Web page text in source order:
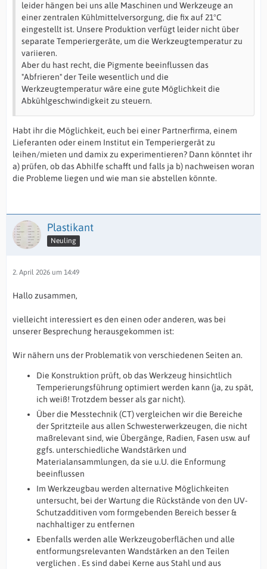
leider hängen bei uns alle Maschinen und Werkzeuge an
einer zentralen Kühlmittelversorgung, die fix auf 21°C
eingestellt ist. Unsere Produktion verfügt leider nicht über
separate Temperiergeräte, um die Werkzeugtemperatur zu
variieren.
Aber du hast recht, die Pigmente beeinflussen das
"Abfrieren" der Teile wesentlich und die
Werkzeugtemperatur wäre eine gute Möglichkeit die
Abkühlgeschwindigkeit zu steuern.
Habt ihr die Möglichkeit, euch bei einer Partnerfirma, einem
Lieferanten oder einem Institut ein Temperiergerät zu
leihen/mieten und damix zu experimentieren? Dann könntet ihr
a) prüfen, ob das Abhilfe schafft und falls ja b) nachweisen woran
die Probleme liegen und wie man sie abstellen könnte.
Plastikant
Neuling
2. April 2026 um 14:49
Hallo zusammen,
vielleicht interessiert es den einen oder anderen, was bei
unserer Besprechung herausgekommen ist:
Wir nähern uns der Problematik von verschiedenen Seiten an.
Die Konstruktion prüft, ob das Werkzeug hinsichtlich
Temperierungsführung optimiert werden kann (ja, zu spät,
ich weiß! Trotzdem besser als gar nicht).
Über die Messtechnik (CT) vergleichen wir die Bereiche
der Spritzteile aus allen Schwesterwerkzeugen, die nicht
maßrelevant sind, wie Übergänge, Radien, Fasen usw. auf
ggfs. unterschiedliche Wandstärken und
Materialansammlungen, da sie u.U. die Enformung
beeinflussen
Im Werkzeugbau werden alternative Möglichkeiten
untersucht, bei der Wartung die Rückstände von den UV-
Schutzadditiven vom formgebenden Bereich besser &
nachhaltiger zu entfernen
Ebenfalls werden alle Werkzeugoberflächen und alle
entformungsrelevanten Wandstärken an den Teilen
verglichen . Es sind dabei Kerne aus Stahl und aus